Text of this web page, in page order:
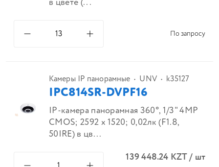
в цвете (...
По запросу
Камеры IP панорамные UNV k35127
IPC814SR-DVPF16
IP-камера панорамная 360°, 1/3" 4MP
CMOS; 2592 x 1520; 0,02лк (F1.8,
50IRE) в цв...
139 448.24 KZT/ шт